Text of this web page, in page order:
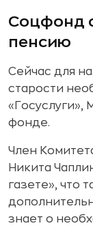
Соцфонд
пенсию
Сейчас для
старости
фонде.
Член
Никита
газете», что
знает о